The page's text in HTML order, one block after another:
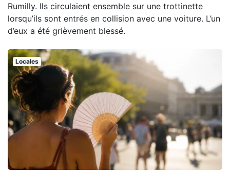
Rumilly. Ils circulaient ensemble sur une trottinette
lorsqu’ils sont entrés en collision avec une voiture. L’un
d’eux a été grièvement blessé.
Locales